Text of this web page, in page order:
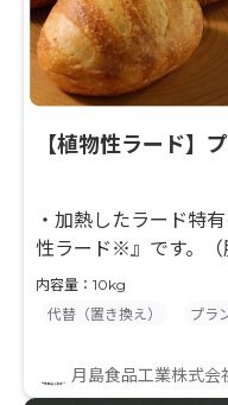
【植物性ラード】
・加熱したラード特
性ラード※』です。（
ラードの使用感に近
性です。 ・調理品の
ジェクトジャパンの
す。 製品の詳細は
内容量：10kg
代替（置き換え）
プラ
月島食品工業株式会